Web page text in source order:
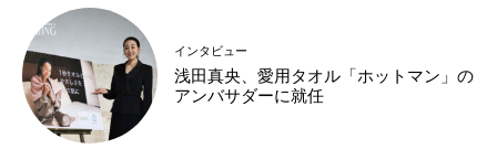
インタビュー
浅田真央、愛用タオル「ホットマン」の
アンバサダーに就任